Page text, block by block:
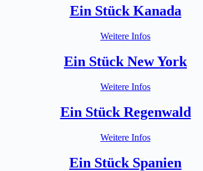
Ein Stück Kanada
Weitere Infos
Ein Stück New York
Weitere Infos
Ein Stück Regenwald
Weitere Infos
Ein Stück Spanien